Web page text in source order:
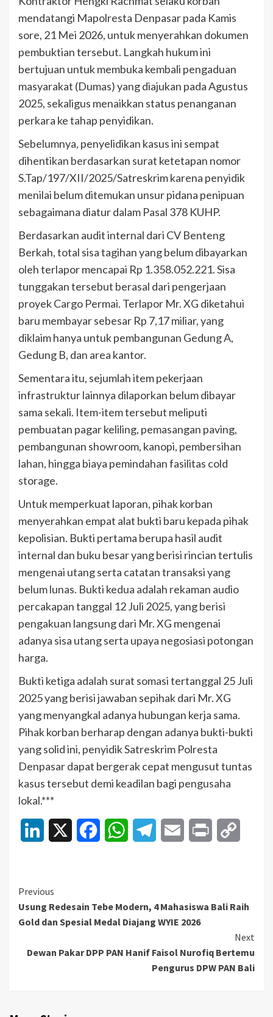
mendatangi Mapolresta Denpasar pada Kamis
sore, 21 Mei 2026, untuk menyerahkan dokumen
pembuktian tersebut. Langkah hukum ini
bertujuan untuk membuka kembali pengaduan
masyarakat (Dumas) yang diajukan pada Agustus
2025, sekaligus menaikkan status penanganan
perkara ke tahap penyidikan.
Sebelumnya, penyelidikan kasus ini sempat
dihentikan berdasarkan surat ketetapan nomor
S.Tap/197/XII/2025/Satreskrim karena penyidik
menilai belum ditemukan unsur pidana penipuan
sebagaimana diatur dalam Pasal 378 KUHP.
Berdasarkan audit internal dari CV Benteng
Berkah, total sisa tagihan yang belum dibayarkan
oleh terlapor mencapai Rp 1.358.052.221. Sisa
tunggakan tersebut berasal dari pengerjaan
proyek Cargo Permai. Terlapor Mr. XG diketahui
baru membayar sebesar Rp 7,17 miliar, yang
diklaim hanya untuk pembangunan Gedung A,
Gedung B, dan area kantor.
Sementara itu, sejumlah item pekerjaan
infrastruktur lainnya dilaporkan belum dibayar
sama sekali. Item-item tersebut meliputi
pembuatan pagar keliling, pemasangan paving,
pembangunan showroom, kanopi, pembersihan
lahan, hingga biaya pemindahan fasilitas cold
storage.
Untuk memperkuat laporan, pihak korban
menyerahkan empat alat bukti baru kepada pihak
kepolisian. Bukti pertama berupa hasil audit
internal dan buku besar yang berisi rincian tertulis
mengenai utang serta catatan transaksi yang
belum lunas. Bukti kedua adalah rekaman audio
percakapan tanggal 12 Juli 2025, yang berisi
pengakuan langsung dari Mr. XG mengenai
adanya sisa utang serta upaya negosiasi potongan
harga.
Bukti ketiga adalah surat somasi tertanggal 25 Juli
2025 yang berisi jawaban sepihak dari Mr. XG
yang menyangkal adanya hubungan kerja sama.
Pihak korban berharap dengan adanya bukti-bukti
yang solid ini, penyidik Satreskrim Polresta
Denpasar dapat bergerak cepat mengusut tuntas
kasus tersebut demi keadilan bagi pengusaha
lokal.***
LinkedIn FacebookWhatsAppTelegramEmail Print
Continue
Reading
Previous
Usung Redesain Tebe Modern, 4 Mahasiswa Bali Raih
Gold dan Spesial Medal Diajang WYIE 2026
Next
Dewan Pakar DPP PAN Hanif Faisol Nurofiq Bertemu
Pengurus DPW PAN Bali